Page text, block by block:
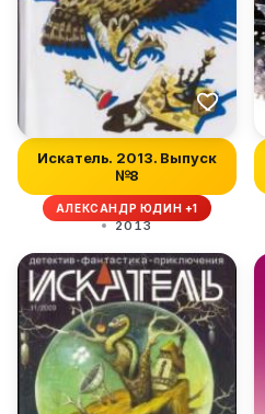
Искатель. 2013. Выпуск
№8
АЛЕКСАНДР ЮДИН +1
2013